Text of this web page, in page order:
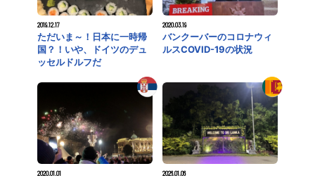
2019.12.17
ただいま～！日本に一時帰
国？！いや、ドイツのデュ
ッセルドルフだ
2020.03.19
バンクーバーのコロナウィ
ルスCOVID-19の状況
2020.01.01 2026.01.06